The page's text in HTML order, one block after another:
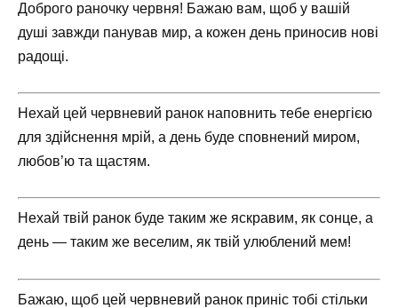
Доброго раночку червня! Бажаю вам, щоб у вашій
душі завжди панував мир, а кожен день приносив нові
радощі.
Нехай цей червневий ранок наповнить тебе енергією
для здійснення мрій, а день буде сповнений миром,
любов’ю та щастям.
Нехай твій ранок буде таким же яскравим, як сонце, а
день — таким же веселим, як твій улюблений мем!
Бажаю, щоб цей червневий ранок приніс тобі стільки